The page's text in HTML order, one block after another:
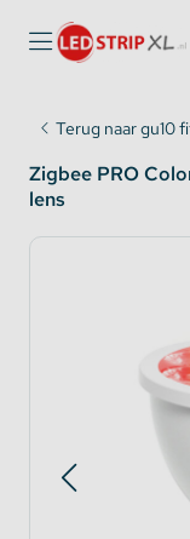
Terug naar gu10
Zigbee PRO
lens